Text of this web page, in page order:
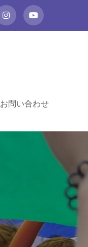
お問い合わせ